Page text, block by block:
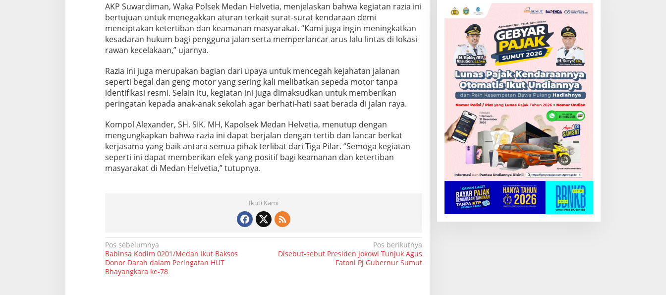
a
n
H
e
l
v
t
i
a
AKP Suwardiman, Waka Polsek Medan Helvetia, menjelaskan bahwa kegiatan razia ini
bertujuan untuk menegakkan aturan terkait surat-surat kendaraan demi
menciptakan ketertiban dan keamanan masyarakat. “Kami juga ingin meningkatkan
kesadaran hukum bagi pengguna jalan serta memperlancar arus lalu lintas di lokasi
rawan kecelakaan,” ujarnya.
Razia ini juga merupakan bagian dari upaya untuk mencegah kejahatan jalanan
seperti begal dan geng motor yang sering kali melibatkan sepeda motor tanpa
identifikasi resmi. Selain itu, kegiatan ini juga dimaksudkan untuk memberikan
peringatan kepada anak-anak sekolah agar berhati-hati saat berada di jalan raya.
Kompol Alexander, SH. SIK. MH, Kapolsek Medan Helvetia, menutup dengan
mengungkapkan bahwa razia ini dapat berjalan dengan tertib dan lancar berkat
kerjasama yang baik antara semua pihak terlibat dari Tiga Pilar. “Semoga kegiatan
seperti ini dapat memberikan efek yang positif bagi keamanan dan ketertiban
masyarakat di Medan Helvetia,” tutupnya.
Ikuti Kami
N
a
v
Pos sebelumnya
Babinsa Kodim 0201/Medan Ikut Baksos
Donor Darah dalam Peringatan HUT
Bhayangkara ke-78
Pos berikutnya
Disebut-sebut Presiden Jokowi Tunjuk Agus
Fatoni Pj Gubernur Sumut